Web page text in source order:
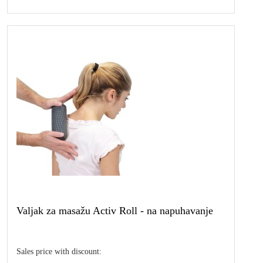
Valjak za masažu Activ Roll - na napuhavanje
Sales price with discount: